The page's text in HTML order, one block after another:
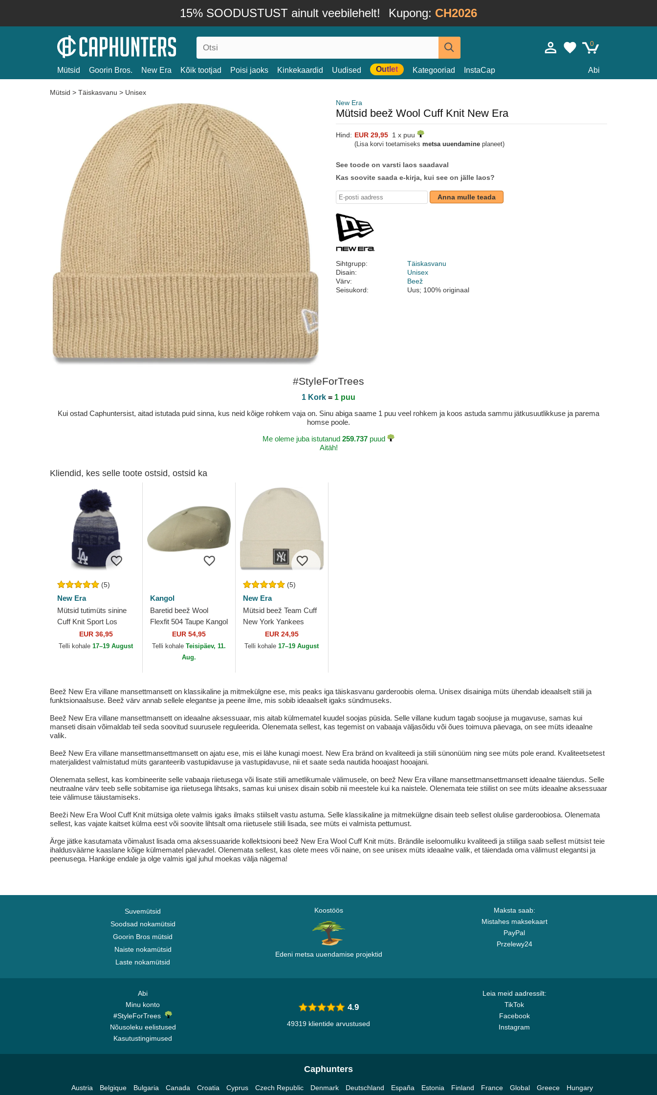
15% SOODUSTUST ainult veebilehelt! Kupong: CH2026
0
Mütsid Goorin Bros. New Era Kõik tootjad Poisi jaoks Kinkekaardid Uudised Outlet Kategooriad InstaCap Abi
Mütsid > Täiskasvanu > Unisex
New Era
Mütsid beež Wool Cuff Knit New Era
Hind: EUR 29,95 1 x puu
(Lisa korvi toetamiseks metsa uuendamine planeet)
See toode on varsti laos saadaval
Kas soovite saada e-kirja, kui see on jälle laos?
Anna mulle teada
Sihtgrupp:
Täiskasvanu
Disain:
Unisex
Värv:
Beež
Seisukord:
Uus; 100% originaal
#StyleForTrees
1 Kork = 1 puu
Kui ostad Caphuntersist, aitad istutada puid sinna, kus neid kõige rohkem vaja on. Sinu abiga saame 1 puu veel rohkem ja koos astuda sammu jätkusuutlikkuse ja parema
homse poole.
Me oleme juba istutanud 259.737 puud
Aitäh!
Kliendid, kes selle toote ostsid, ostsid ka
(5)
New Era
Mütsid tutimüts sinine
Cuff Knit Sport Los
Angeles Dodgers MLB
New Era
EUR 36,95
Telli kohale17–19 August
Kangol
Baretid beež Wool
Flexfit 504 Taupe Kangol
EUR 54,95
Telli kohale Teisipäev, 11.
Aug.
(5)
New Era
Mütsid beež Team Cuff
New York Yankees
MLB New Era
EUR 24,95
Telli kohale17–19 August
Beež New Era villane mansettmansett on klassikaline ja mitmekülgne ese, mis peaks iga täiskasvanu garderoobis olema. Unisex disainiga müts ühendab ideaalselt stiili ja
funktsionaalsuse. Beež värv annab sellele elegantse ja peene ilme, mis sobib ideaalselt igaks sündmuseks.
Beež New Era villane mansettmansett on ideaalne aksessuaar, mis aitab külmematel kuudel soojas püsida. Selle villane kudum tagab soojuse ja mugavuse, samas kui
manseti disain võimaldab teil seda soovitud suurusele reguleerida. Olenemata sellest, kas tegemist on vabaaja väljasõidu või õues toimuva päevaga, on see müts ideaalne
valik.
Beež New Era villane mansettmansettmansett on ajatu ese, mis ei lähe kunagi moest. New Era bränd on kvaliteedi ja stiili sünonüüm ning see müts pole erand. Kvaliteetsetest
materjalidest valmistatud müts garanteerib vastupidavuse ja vastupidavuse, nii et saate seda nautida hooajast hooajani.
Olenemata sellest, kas kombineerite selle vabaaja riietusega või lisate stiili ametlikumale välimusele, on beež New Era villane mansettmansettmansett ideaalne täiendus. Selle
neutraalne värv teeb selle sobitamise iga riietusega lihtsaks, samas kui unisex disain sobib nii meestele kui ka naistele. Olenemata teie stiilist on see müts ideaalne aksessuaar
teie välimuse täiustamiseks.
Beeži New Era Wool Cuff Knit mütsiga olete valmis igaks ilmaks stiilselt vastu astuma. Selle klassikaline ja mitmekülgne disain teeb sellest olulise garderoobiosa. Olenemata
sellest, kas vajate kaitset külma eest või soovite lihtsalt oma riietusele stiili lisada, see müts ei valmista pettumust.
Ärge jätke kasutamata võimalust lisada oma aksessuaaride kollektsiooni beež New Era Wool Cuff Knit müts. Brändile iseloomuliku kvaliteedi ja stiiliga saab sellest mütsist teie
ihaldusväärne kaaslane kõige külmematel päevadel. Olenemata sellest, kas olete mees või naine, on see unisex müts ideaalne valik, et täiendada oma välimust elegantsi ja
peenusega. Hankige endale ja olge valmis igal juhul moekas välja nägema!
Suvemütsid
Soodsad nokamütsid
Goorin Bros mütsid
Naiste nokamütsid
Laste nokamütsid
Koostöös
Edeni metsa uuendamise projektid
Maksta saab:
Mistahes maksekaart
PayPal
Przelewy24
Abi
Minu konto
#StyleForTrees
Nõusoleku eelistused
Kasutustingimused
Leia meid aadressilt:
TikTok
Facebook
Instagram
4.9
49319 klientide arvustused
Caphunters
Austria Belgique Bulgaria Canada Croatia Cyprus Czech Republic Denmark Deutschland España Estonia Finland France Global Greece Hungary